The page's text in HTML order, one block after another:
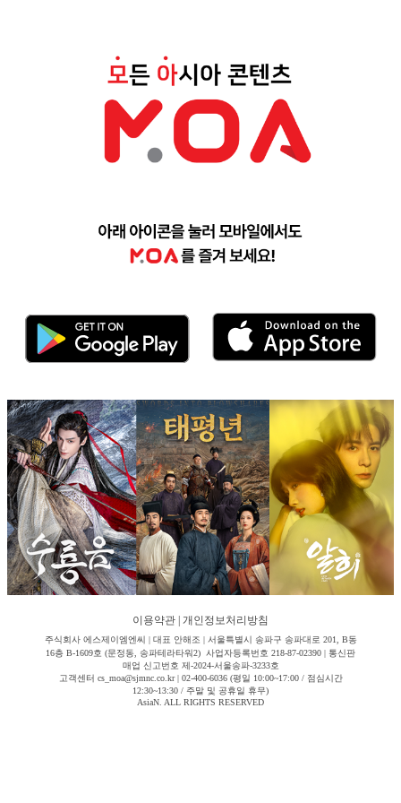
이용약관 개인정보처리방침
주식회사 에스제이엠엔씨 | 대표 안해조 | 서울특별시 송파구 송파대로 201, B동
16층 B-1609호 (문정동, 송파테라타워2) 사업자등록번호 218-87-02390 | 통신판
매업 신고번호 제-2024-서울송파-3233호
고객센터 cs_moa@sjmnc.co.kr | 02-400-6036 (평일 10:00~17:00 / 점심시간
12:30~13:30 / 주말 및 공휴일 휴무)
AsiaN. ALL RIGHTS RESERVED